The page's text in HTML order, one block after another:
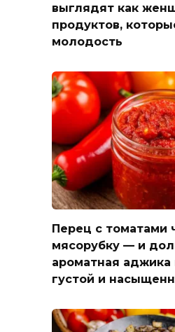
выглядят как
продуктов,
молодость
Перец с томатами
мясорубку — и
ароматная аджика
густой и